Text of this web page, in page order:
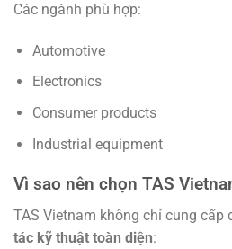
Các ngành phù hợp:
Automotive
Electronics
Consumer products
Industrial equipment
Vì sao nên chọn TAS
TAS Vietnam không chỉ cung cấp
tác kỹ thuật toàn diện: